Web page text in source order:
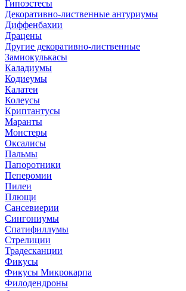
Гипоэстесы
Декоративно-лиственные антуриумы
Диффенбахии
Драцены
Другие декоративно-лиственные
Замиокулькасы
Каладиумы
Кодиеумы
Калатеи
Колеусы
Криптантусы
Маранты
Монстеры
Оксалисы
Пальмы
Папоротники
Пеперомии
Пилеи
Плющи
Сансевиерии
Сингониумы
Спатифиллумы
Стрелиции
Традесканции
Фикусы
Фикусы Микрокарпа
Филодендроны